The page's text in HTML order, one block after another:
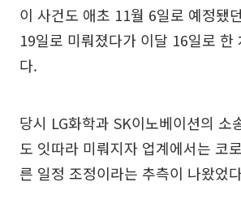
이 사건도 애초 11월 6일로 예정됐
19일로 미뤄졌다가 이달 16일로 한
다.
당시 LG화학과 SK이노베이션의 소
도 잇따라 미뤄지자 업계에서는 코
른 일정 조정이라는 추측이 나왔었